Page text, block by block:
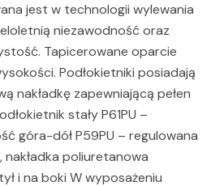
jest w technologii wylewania
niezawodność oraz
Tapicerowane oparcie
Podłokietniki posiadają
nakładkę zapewniającą pełen
stały P61PU –
góra-dół P59PU – regulowana
poliuretanowa
i na boki W wyposażeniu